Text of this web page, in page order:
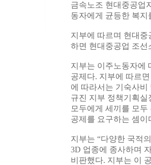
금속노조 현대중공업
동자에게 균등한 복
지부에 따르며 현대
하면 현대중공업 조선
지부는 이주노동자에
공제다. 지부에 따르
에 따라서는 기숙사비
규진 지부 정책기획실
모두에게 세끼를 모
공제를 요구하는 셈이
지부는 “다양한 국적
3D 업종에 종사하며
비판했다. 지부는 이